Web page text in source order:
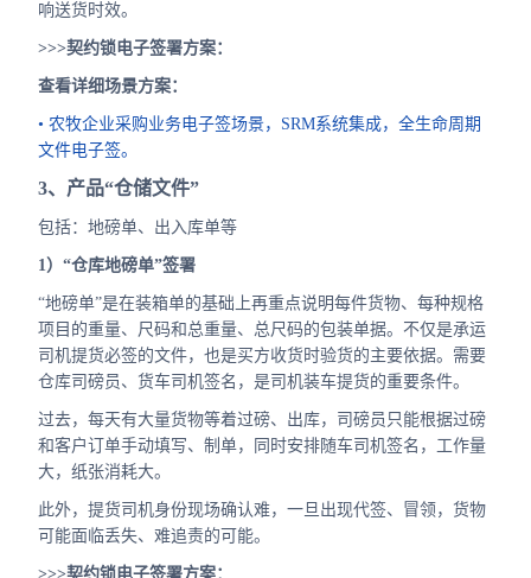
响送货时效。
>>>契约锁电子签署方案：
查看详细场景方案：
• 农牧企业采购业务电子签场景，SRM系统集成，全生命周期
文件电子签。
3、产品“仓储文件”
包括：地磅单、出入库单等
1）“仓库地磅单”签署
“地磅单”是在装箱单的基础上再重点说明每件货物、每种规格
项目的重量、尺码和总重量、总尺码的包装单据。不仅是承运
司机提货必签的文件，也是买方收货时验货的主要依据。需要
仓库司磅员、货车司机签名，是司机装车提货的重要条件。
过去，每天有大量货物等着过磅、出库，司磅员只能根据过磅
和客户订单手动填写、制单，同时安排随车司机签名，工作量
大，纸张消耗大。
此外，提货司机身份现场确认难，一旦出现代签、冒领，货物
可能面临丢失、难追责的可能。
>>>契约锁电子签署方案：